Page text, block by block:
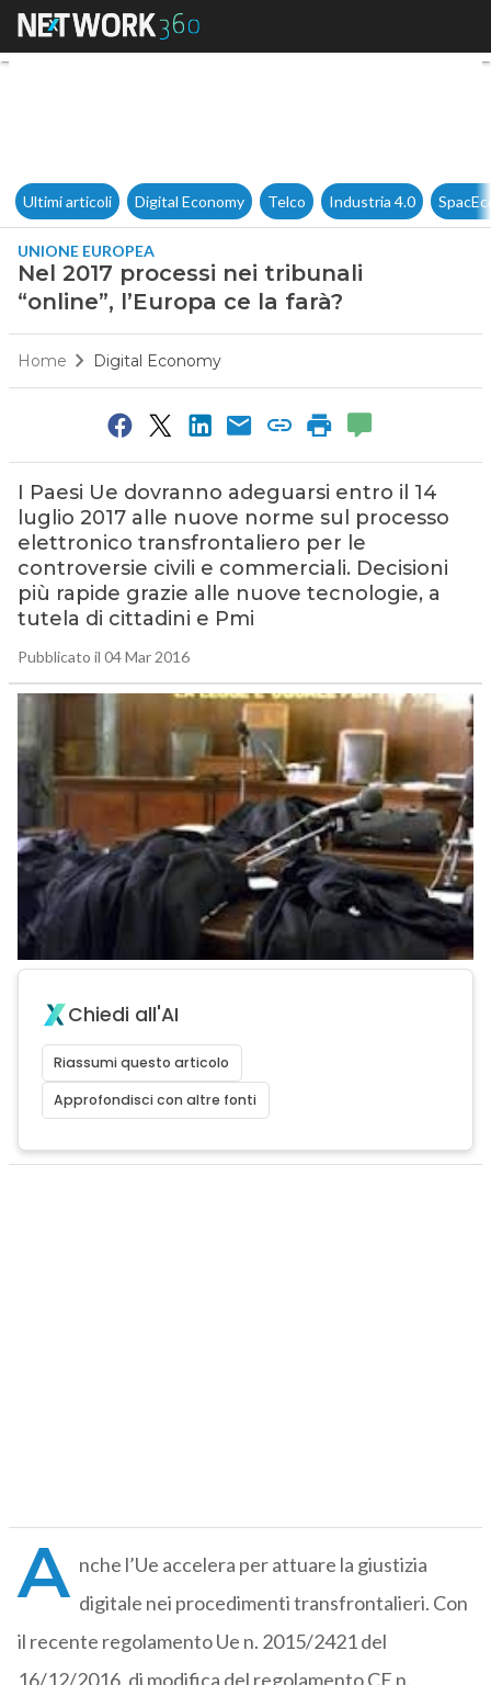
Nel 2017 processi nei
Ultimi articoli Digital Economy Telco Industria 4.0
UNIONE EUROPEA
Nel 2017 processi nei tribunali
“online”, l’Europa ce la farà?
Home Digital Economy
I Paesi Ue dovranno adeguarsi entro il 14
luglio 2017 alle nuove norme sul processo
elettronico transfrontaliero per le
controversie civili e commerciali. Decisioni
più rapide grazie alle nuove tecnologie, a
tutela di cittadini e Pmi
Pubblicato il 04 Mar 2016
Chiedi all'AI
Riassumi questo articolo
Approfondisci con altre fonti
A nche l’Ue accelera per attuare la giustizia
digitale nei procedimenti transfrontalieri. Con
il recente regolamento Ue n. 2015/2421 del
16/12/2016, di modifica del regolamento CE n.